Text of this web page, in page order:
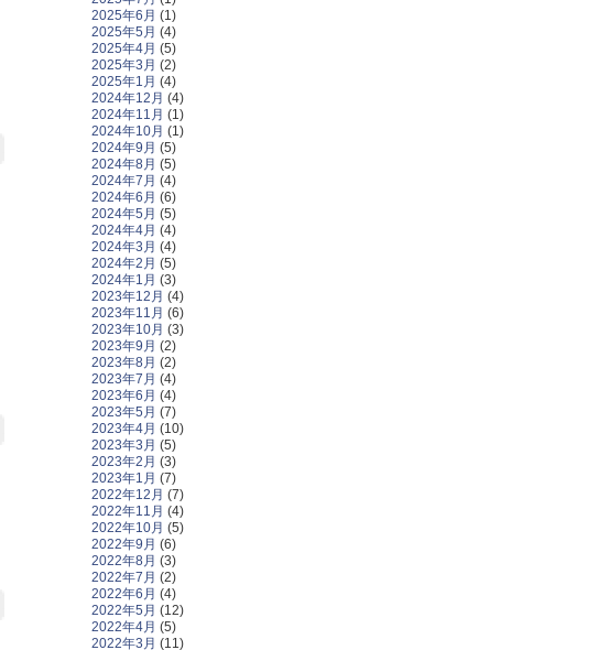
2025年6月 (1)
2025年5月 (4)
2025年4月 (5)
2025年3月 (2)
2025年1月 (4)
2024年12月 (4)
2024年11月 (1)
2024年10月 (1)
2024年9月 (5)
2024年8月 (5)
2024年7月 (4)
2024年6月 (6)
2024年5月 (5)
2024年4月 (4)
2024年3月 (4)
2024年2月 (5)
2024年1月 (3)
2023年12月 (4)
2023年11月 (6)
2023年10月 (3)
2023年9月 (2)
2023年8月 (2)
2023年7月 (4)
2023年6月 (4)
2023年5月 (7)
2023年4月 (10)
2023年3月 (5)
2023年2月 (3)
2023年1月 (7)
2022年12月 (7)
2022年11月 (4)
2022年10月 (5)
2022年9月 (6)
2022年8月 (3)
2022年7月 (2)
2022年6月 (4)
2022年5月 (12)
2022年4月 (5)
2022年3月 (11)